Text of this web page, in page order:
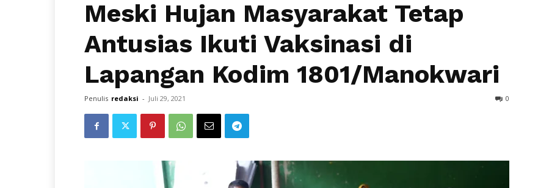
Meski Hujan Masyarakat Tetap
Antusias Ikuti Vaksinasi di
Lapangan Kodim 1801/Manokwari
Penulis redaksi - Juli 29, 2021 0